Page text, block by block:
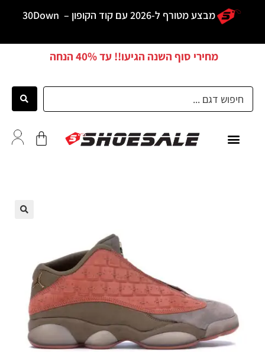
מבצע מטורף ל-2026 עם קוד הקופון – 30Down
מחירי סוף השנה הגיעו!! עד40% הנחה